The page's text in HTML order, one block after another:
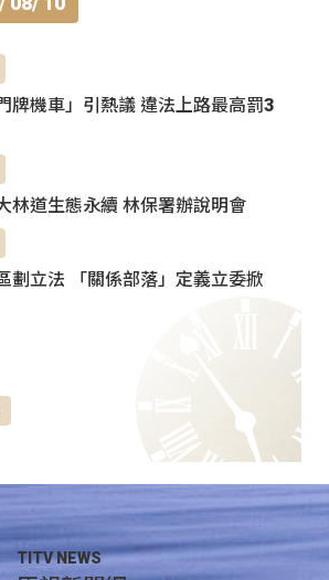
牌機車」引熱議 違法上路最高罰3
林道生態永續 林保署辦說明會
劃立法 「關係部落」定義立委掀
TITV NEWS